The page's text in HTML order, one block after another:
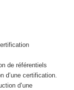
de référentiels
d’une certification.
d’une